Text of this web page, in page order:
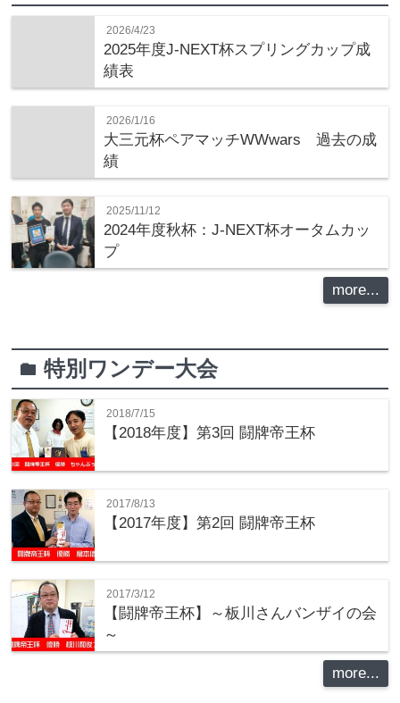
2026/4/23
2025年度J-NEXT杯スプリングカップ成
績表
2026/1/16
大三元杯ペアマッチWWwars 過去の成
績
2025/11/12
2024年度秋杯：J-NEXT杯オータムカッ
プ
more...
folder特別ワンデー大会
2018/7/15
【2018年度】第3回 闘牌帝王杯
2017/8/13
【2017年度】第2回 闘牌帝王杯
2017/3/12
【闘牌帝王杯】～板川さんバンザイの会
～
more...